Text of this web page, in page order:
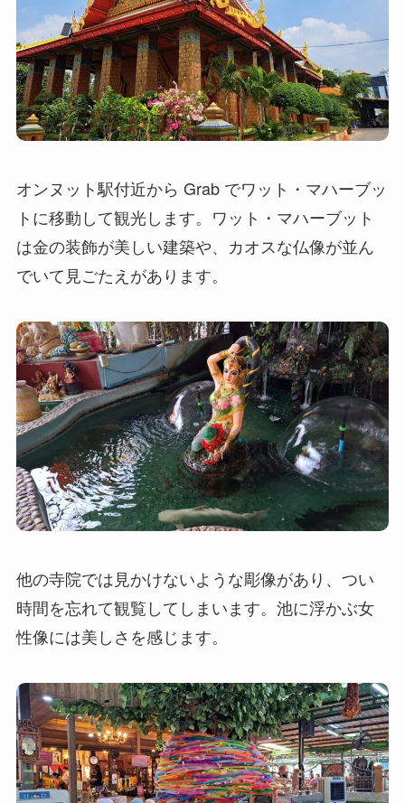
オンヌット駅付近から Grab でワット・マハーブッ
トに移動して観光します。ワット・マハーブット
は金の装飾が美しい建築や、カオスな仏像が並ん
でいて見ごたえがあります。
他の寺院では見かけないような彫像があり、つい
時間を忘れて観覧してしまいます。池に浮かぶ女
性像には美しさを感じます。